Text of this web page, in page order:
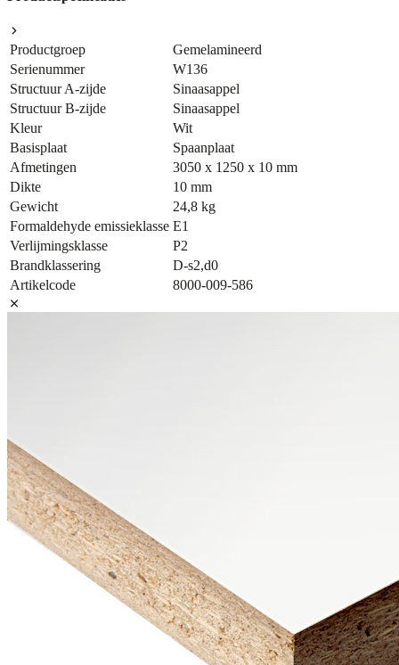
Productgroep
Gemelamineerd
Serienummer
W136
Structuur A-zijde
Sinaasappel
Structuur B-zijde
Sinaasappel
Kleur
Wit
Basisplaat
Spaanplaat
Afmetingen
3050 x 1250 x 10 mm
Dikte
10 mm
Gewicht
24,8 kg
Formaldehyde emissieklasse E1
Verlijmingsklasse
P2
Brandklassering
D-s2,d0
Artikelcode
8000-009-586